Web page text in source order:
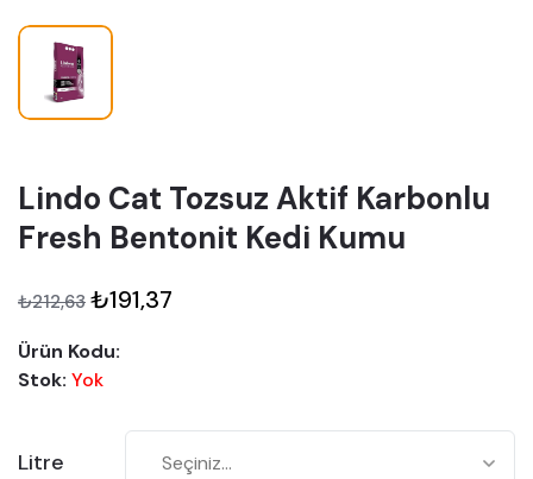
Lindo Cat Tozsuz Aktif Karbonlu
Fresh Bentonit Kedi Kumu
₺212,63 ₺191,37
Ürün Kodu:
Stok: Yok
Litre